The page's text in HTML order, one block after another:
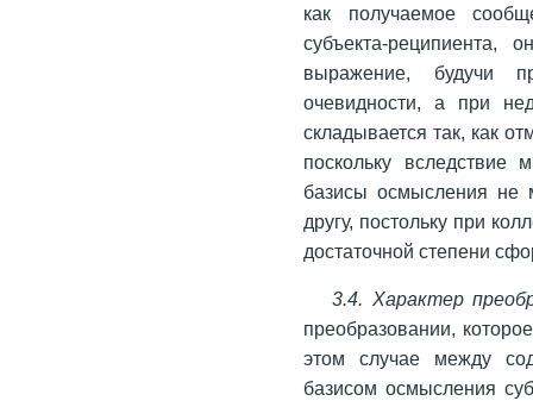
как получаемое
субъекта-реципиента,
выражение, будучи
очевидности, а при
складывается так, как
поскольку вследствие
базисы осмысления не
другу, постольку при
достаточной степени
3.4. Характер
преобразовании,
этом случае между
базисом осмысления